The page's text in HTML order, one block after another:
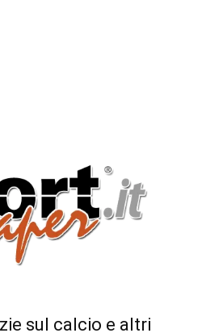
sul calcio e altri